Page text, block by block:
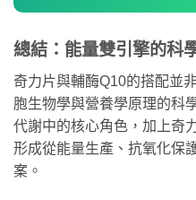
總結：能量雙引擎的科
奇力片與輔酶Q10的搭配並
胞生物學與營養學原理的科
代謝中的核心角色，加上奇
形成從能量生產、抗氧化保
案。